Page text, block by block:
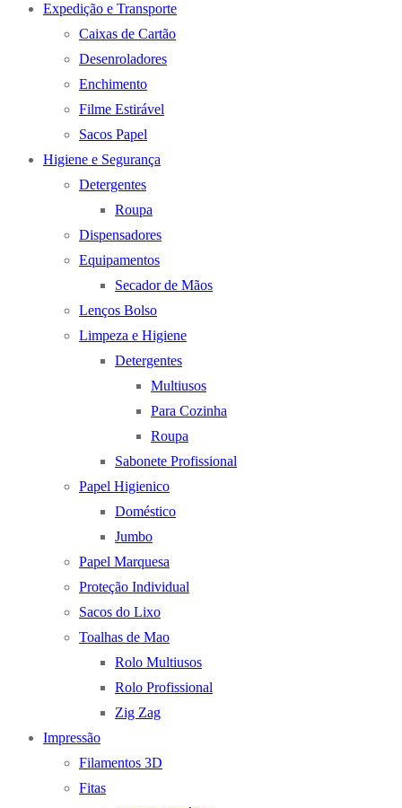
Expedição e Transporte
Caixas de Cartão
Desenroladores
Enchimento
Filme Estirável
Sacos Papel
Higiene e Segurança
Detergentes
Roupa
Dispensadores
Equipamentos
Secador de Mãos
Lenços Bolso
Limpeza e Higiene
Detergentes
Multiusos
Para Cozinha
Roupa
Sabonete Profissional
Papel Higienico
Doméstico
Jumbo
Papel Marquesa
Proteção Individual
Sacos do Lixo
Toalhas de Mao
Rolo Multiusos
Rolo Profissional
Zig Zag
Impressão
Filamentos 3D
Fitas